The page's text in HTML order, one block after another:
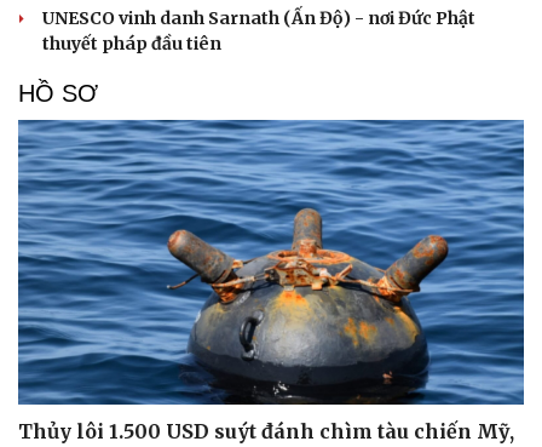
UNESCO vinh danh Sarnath (Ấn Độ) - nơi Đức Phật
thuyết pháp đầu tiên
HỒ SƠ
Thủy lôi 1.500 USD suýt đánh chìm tàu chiến Mỹ,